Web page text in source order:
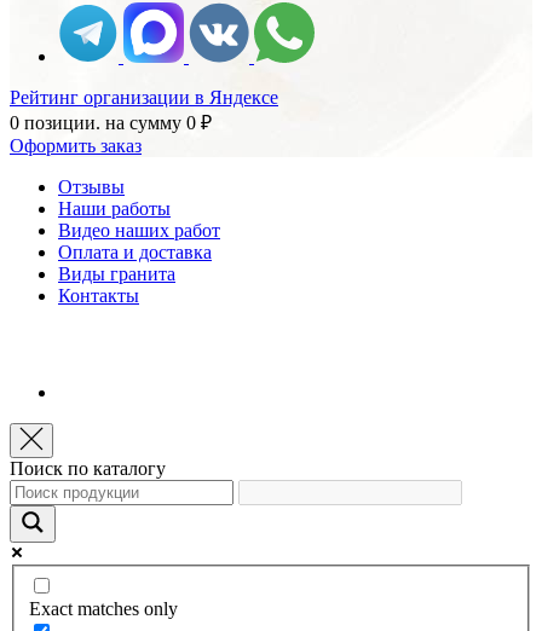
Рейтинг организации в Яндексе
0 позиции. на сумму 0 ₽
Оформить заказ
Отзывы
Наши работы
Видео наших работ
Оплата и доставка
Виды гранита
Контакты
Поиск по каталогу
Exact matches only